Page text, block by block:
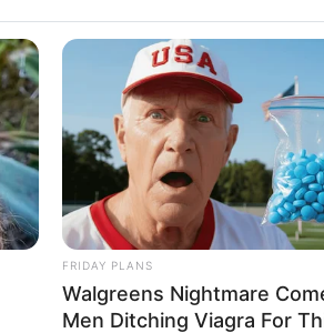
sur le tableau situé tout en bas de
3 ASTROLOGER
4 JUMPANJIVE
14 LA HORRA
à lire un peu plus bas sur cette page.
pronostiqueurs de la presseau jeu du
d’Obstacles.Les Meilleures cotes
deFootball sont ici.
LIRE LA SUITE
FRIDAY PLANS
Walgreens Nightmare
Men Ditching Viagra For
Truth About Archie
BUZZ DAY
Bear